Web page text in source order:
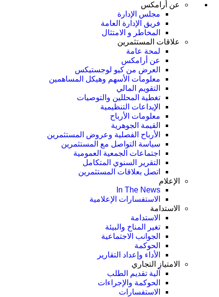
عن أرامكس
مجلس الإدارة
فريق الإدارة العامة
المخاطر و الامتثال
علاقات المستثمرين
لمحة عامة
عن أرامكس
العرض من كيو لوجستيكس
معلومات الأسهم وهيكل المساهمين
التقويم المالي
تغطية المحللين والتوصيات
الإيداعات التنظيمية
معلومات الأرباح
القيمة الجوهرية
الأرباح الفصلية وعروض المستثمرين
سياسة التواصل مع المستثمرين
اجتماعات الجمعية العمومیة
التقرير السنوي المتكامل
اتصل بعلاقات المستثمرين
الإعلام
In The News
الاستفسارات الإعلامية
الاستدامة
الاستدامة
تغير المناخ والبيئة
الجوانب الاجتماعية
الحوكمة
الأداء وإعداد التقارير
الامتياز التجاري
آلية تقديم الطلب
الحوكمة والإجراءات
الاستفسارات